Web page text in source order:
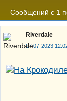
Сообщений с 1
Riverdale
27-07-2023